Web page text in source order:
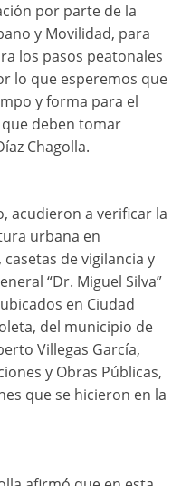
por parte de la
y Movilidad, para
los pasos peatonales
lo que esperemos que
y forma para el
deben tomar
Chagolla.
acudieron a verificar la
urbana en
de vigilancia y
“Dr. Miguel Silva”
en Ciudad
del municipio de
Villegas García,
y Obras Públicas,
que se hicieron en la